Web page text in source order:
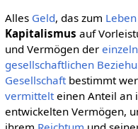
Alles Geld, das zum Leben
Kapitalismus auf
und Vermögen der
gesellschaftlichen
Gesellschaftbestimmt
vermittelteinen Anteil an
entwickelten Vermögen,